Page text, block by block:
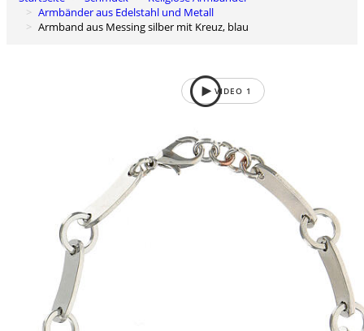
Warenkorb
Armbänder aus Edelstahl und Metall
Armband aus Messing silber mit Kreuz, blau
VIDEO 1